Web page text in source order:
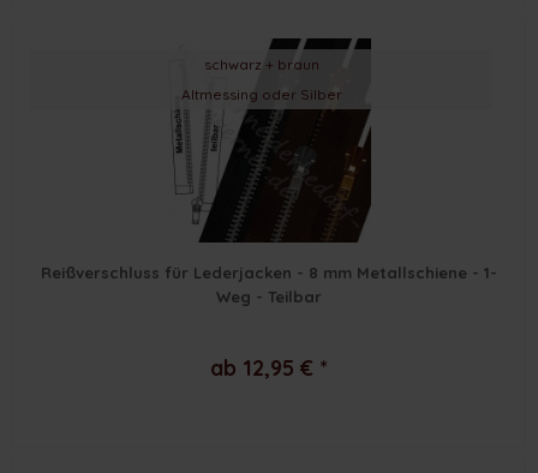
schwarz + braun
Altmessing oder Silber
Reißverschluss für Lederjacken - 8 mm Metallschiene - 1-
Weg - Teilbar
ab 12,95 € *